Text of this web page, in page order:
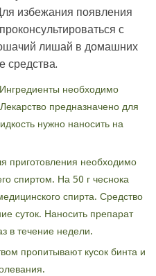
избежания появления
с
лишай в домашних
средства.
необходимо
предназначено для
нужно наносить на
приготовления необходимо
спиртом. На 50 г чеснока
спирта. Средство
суток. Наносить препарат
в течение недели.
пропитывают кусок бинта и